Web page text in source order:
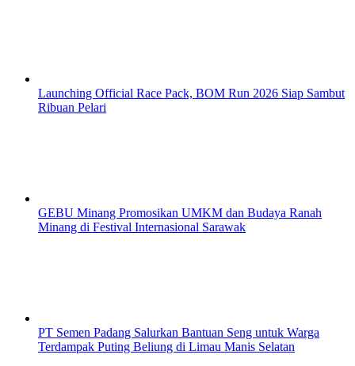
Launching Official Race Pack, BOM Run 2026 Siap Sambut
Ribuan Pelari
GEBU Minang Promosikan UMKM dan Budaya Ranah
Minang di Festival Internasional Sarawak
PT Semen Padang Salurkan Bantuan Seng untuk Warga
Terdampak Puting Beliung di Limau Manis Selatan